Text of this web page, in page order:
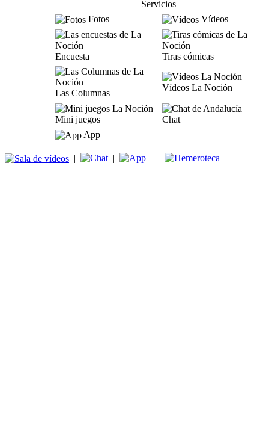
Servicios
Fotos
Vídeos
Encuesta Tiras cómicas
Las Columnas
Vídeos La Noción
Mini juegos
Chat
App
| | |